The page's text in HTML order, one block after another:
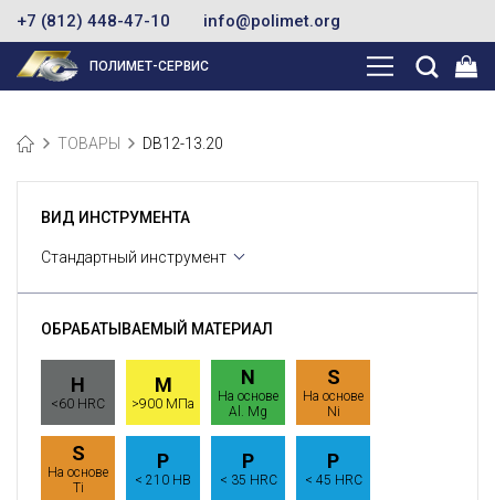
+7 (812) 448-47-10 info@polimet.org
ПОЛИМЕТ-СЕРВИС
ТОВАРЫ DB12-13.20
ВИД ИНСТРУМЕНТА
Стандартный инструмент
ОБРАБАТЫВАЕМЫЙ МАТЕРИАЛ
H
<60 HRC
M
>900 МПа
N
На основе
Al. Mg
S
На основе
Ni
S
На основе
Ti
P
< 210 HB
P
< 35 HRC
P
< 45 HRC